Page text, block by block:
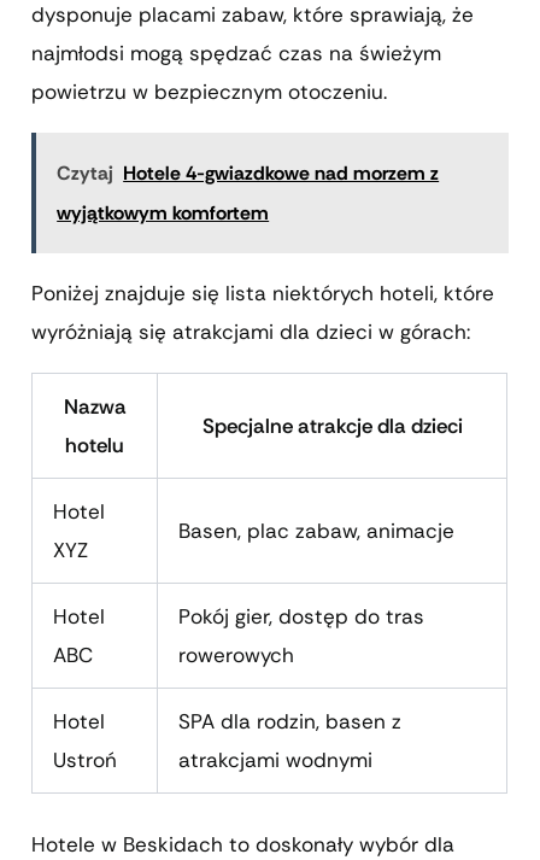
dysponuje placami zabaw, które sprawiają, że
najmłodsi mogą spędzać czas na świeżym
powietrzu w bezpiecznym otoczeniu.
Czytaj Hotele 4-gwiazdkowe nad morzem z
wyjątkowym komfortem
Poniżej znajduje się lista niektórych hoteli, które
wyróżniają się atrakcjami dla dzieci w górach:
Nazwa
hotelu
Specjalne atrakcje dla dzieci
Hotel
XYZ
Basen, plac zabaw, animacje
Hotel
ABC
Pokój gier, dostęp do tras
rowerowych
Hotel
Ustroń
SPA dla rodzin, basen z
atrakcjami wodnymi
Hotele w Beskidach to doskonały wybór dla